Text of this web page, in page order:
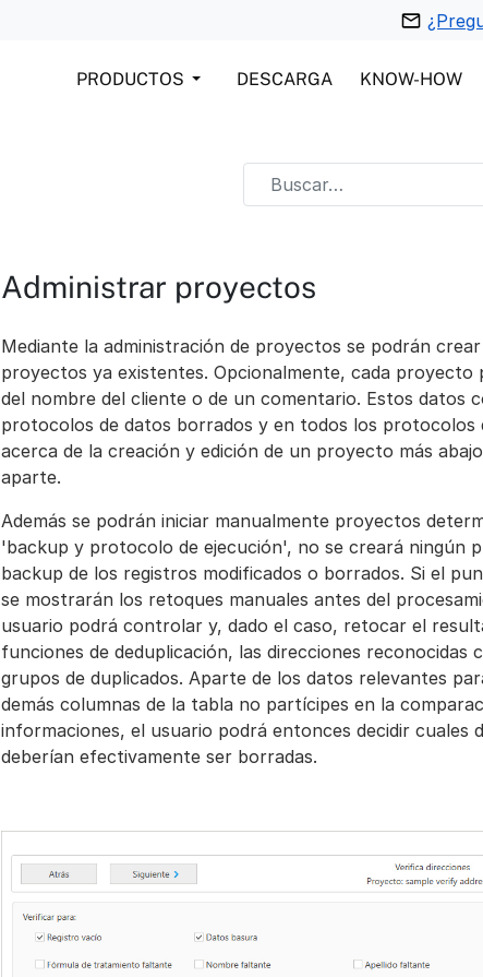
PRODUCTOS DESCARGA KNOW-HOW
Administrar proyectos
Mediante la administración de proyectos se podrán
proyectos ya existentes. Opcionalmente, cada proyecto
del nombre del cliente o de un comentario. Estos datos
protocolos de datos borrados y en todos los protocolos
acerca de la creación y edición de un proyecto más
aparte.
Además se podrán iniciar manualmente proyectos
'backup y protocolo de ejecución', no se creará ningún
backup de los registros modificados o borrados. Si el
se mostrarán los retoques manuales antes del
usuario podrá controlar y, dado el caso, retocar el
funciones de deduplicación, las direcciones
grupos de duplicados. Aparte de los datos relevantes
demás columnas de la tabla no partícipes en la
informaciones, el usuario podrá entonces decidir cuales
deberían efectivamente ser borradas.